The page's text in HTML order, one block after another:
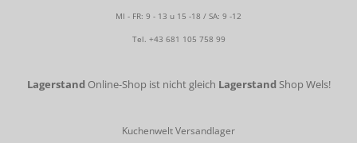
MI - FR: 9 - 13 u 15 -18 / SA: 9 -12
Tel. +43 681 105 758 99
Lagerstand Online-Shop ist nicht gleich Lagerstand Shop Wels!
Kuchenwelt Versandlager